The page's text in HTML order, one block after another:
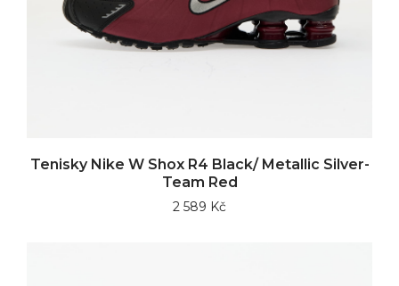
Tenisky Nike W Shox R4 Black/ Metallic Silver-
Team Red
2 589 Kč